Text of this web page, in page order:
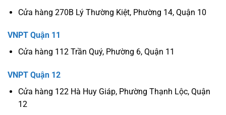
Cửa hàng 270B Lý Thường Kiệt, Phường 14, Quận 10
VNPT Quận 11
Cửa hàng 112 Trần Quý, Phường 6, Quận 11
VNPT Quận 12
Cửa hàng 122 Hà Huy Giáp, Phường Thạnh Lộc, Quận
12